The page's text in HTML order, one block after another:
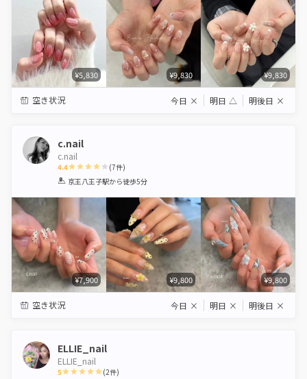
¥5,830 ¥9,830 ¥9,830
空き状況 今日 × 明日 △ 明後日 ×
c.nail
c.nail
4.4
1 2 3 4 5
(7件)
京王八王子駅から徒歩5分
¥7,900 ¥9,800 ¥9,800
空き状況 今日 × 明日 × 明後日 ×
ELLIE_nail
ELLIE_nail
5 (2件)